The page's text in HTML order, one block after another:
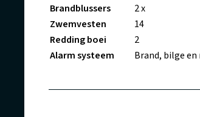
Brandblussers
2 x
Zwemvesten
14
Redding boei
2
Alarm systeem
Brand, bilge